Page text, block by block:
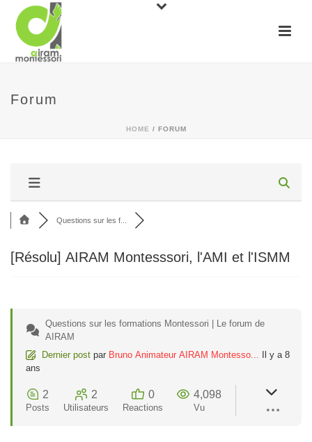
Forum
HOME / FORUM
Questions sur les f...
[Résolu] AIRAM Montesssori, l'AMI et l'ISMM
Questions sur les formations Montessori | Le forum de
AIRAM
Dernier post par Bruno Animateur AIRAM Montesso...
Il y a 8
ans
2
Posts
2
Utilisateurs
0
Reactions
4,098
Vu